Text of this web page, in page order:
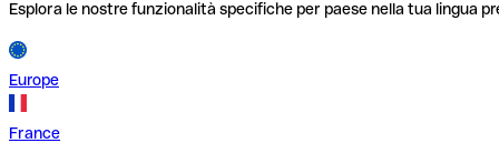
Esplora le nostre funzionalità specifiche per paese nella tua lingua
Europe
France